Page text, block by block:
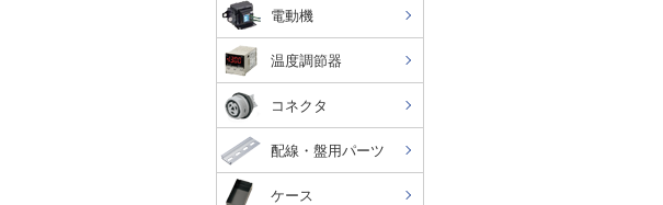
電動機
温度調節器
コネクタ
配線・盤用パーツ
ケース